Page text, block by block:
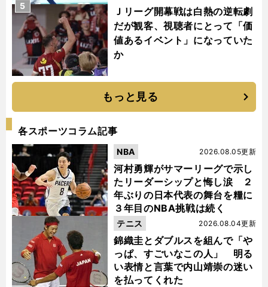
Ｊリーグ開幕戦は白熱の逆転劇
だが観客、視聴者にとって「価
値あるイベント」になっていた
か
5
もっと見る
各スポーツコラム記事
河村勇輝がサマーリーグで示し
たリーダーシップと悔し涙 ２
年ぶりの日本代表の舞台を糧に
３年目のNBA挑戦は続く
2026.08.05更新
NBA
錦織圭とダブルスを組んで「や
っぱ、すごいなこの人」 明る
い表情と言葉で内山靖崇の迷い
を払ってくれた
2026.08.04更新
テニス